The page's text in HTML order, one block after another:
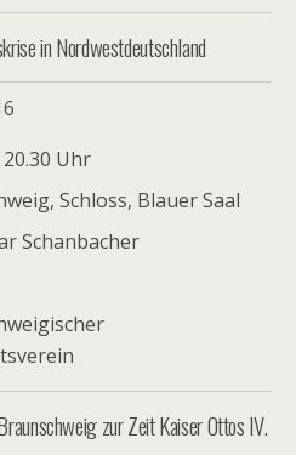
in Nordwestdeutschland
Uhr
Schloss, Blauer Saal
Schanbacher
zur Zeit Kaiser Ottos IV.